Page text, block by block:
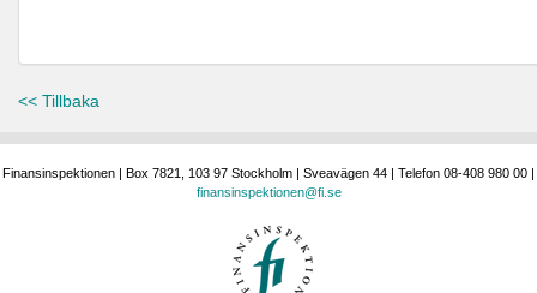
<< Tillbaka
Finansinspektionen | Box 7821, 103 97 Stockholm | Sveavägen 44 | Telefon 08-408 980 00 |
finansinspektionen@fi.se